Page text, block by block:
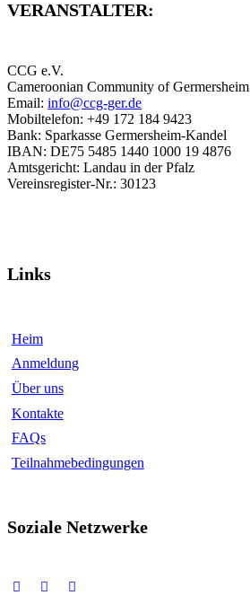
VERANSTALTER:
CCG e.V.
Cameroonian Community of Germersheim
Email: info@ccg-ger.de
Mobiltelefon: +49 172 184 9423
Bank: Sparkasse Germersheim-Kandel
IBAN: DE75 5485 1440 1000 19 4876
Amtsgericht: Landau in der Pfalz
Vereinsregister-Nr.: 30123
Links
Heim
Anmeldung
Über uns
Kontakte
FAQs
Teilnahmebedingungen
Soziale Netzwerke